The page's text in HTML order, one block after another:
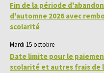
Fin de la période
d'automne 2026 avec
scolarité
Mardi 15 octobre
Date limite pour le
scolarité et autres frais de